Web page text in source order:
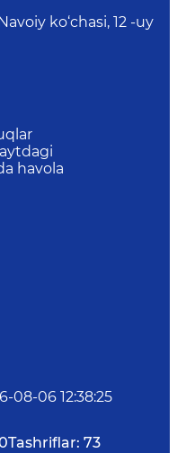
ko‘chasi, 12 -uy
havola
08-06 12:38:25
Tashriflar: 73